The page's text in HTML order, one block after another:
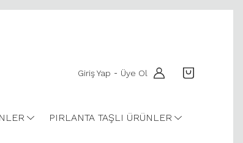
Giriş Yap - Üye Ol
PIRLANTA TAŞLI ÜRÜNLER